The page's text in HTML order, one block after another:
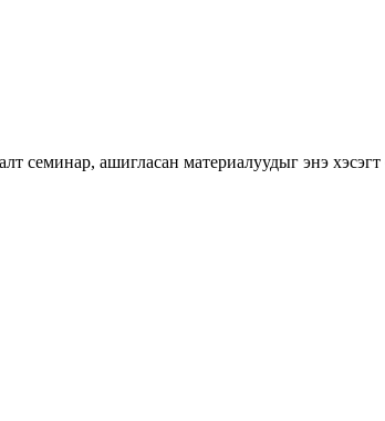
семинар, ашигласан материалуудыг энэ